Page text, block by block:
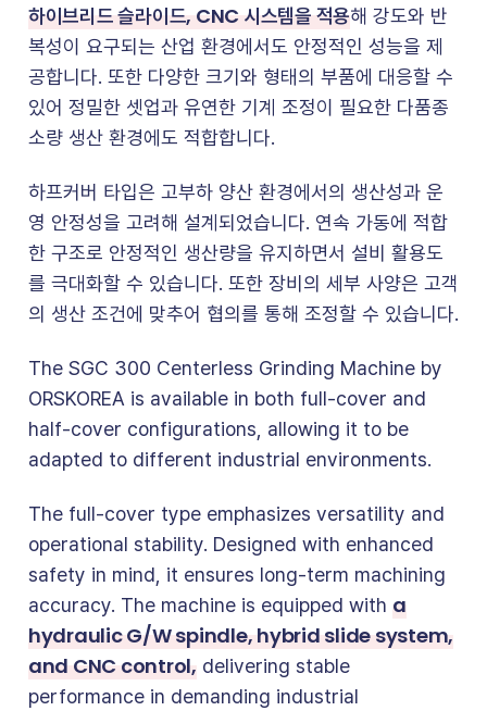
하이브리드 슬라이드, CNC 시스템을 적용해 강도와 반
복성이 요구되는 산업 환경에서도 안정적인 성능을 제
공합니다. 또한 다양한 크기와 형태의 부품에 대응할 수
있어 정밀한 셋업과 유연한 기계 조정이 필요한 다품종
소량 생산 환경에도 적합합니다.
하프커버 타입은 고부하 양산 환경에서의 생산성과 운
영 안정성을 고려해 설계되었습니다. 연속 가동에 적합
한 구조로 안정적인 생산량을 유지하면서 설비 활용도
를 극대화할 수 있습니다. 또한 장비의 세부 사양은 고객
의 생산 조건에 맞추어 협의를 통해 조정할 수 있습니다.
The SGC 300 Centerless Grinding Machine by
ORSKOREA is available in both full-cover and
half-cover configurations, allowing it to be
adapted to different industrial environments.
The full-cover type emphasizes versatility and
operational stability. Designed with enhanced
safety in mind, it ensures long-term machining
accuracy. The machine is equipped with a
hydraulic G/W spindle, hybrid slide system,
and CNC control, delivering stable
performance in demanding industrial